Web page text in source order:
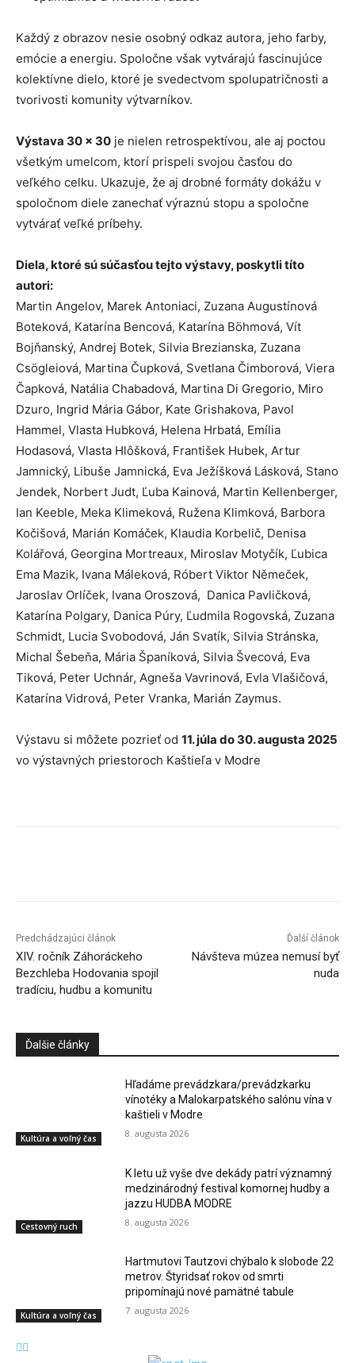
Každý z obrazov nesie osobný odkaz autora, jeho farby,
emócie a energiu. Spoločne však vytvárajú fascinujúce
kolektívne dielo, ktoré je svedectvom spolupatričnosti a
tvorivosti komunity výtvarníkov.
Výstava 30 × 30 je nielen retrospektívou, ale aj poctou
všetkým umelcom, ktorí prispeli svojou časťou do
veľkého celku. Ukazuje, že aj drobné formáty dokážu v
spoločnom diele zanechať výraznú stopu a spoločne
vytvárať veľké príbehy.
Diela, ktoré sú súčasťou tejto výstavy, poskytli títo
autori:
Martin Angelov, Marek Antoniaci, Zuzana Augustínová
Boteková, Katarína Bencová, Katarína Böhmová, Vít
Bojňanský, Andrej Botek, Silvia Brezianska, Zuzana
Csögleiová, Martina Čupková, Svetlana Čimborová, Viera
Čapková, Natália Chabadová, Martina Di Gregorio, Miro
Dzuro, Ingrid Mária Gábor, Kate Grishakova, Pavol
Hammel, Vlasta Hubková, Helena Hrbatá, Emília
Hodasová, Vlasta Hlôšková, František Hubek, Artur
Jamnický, Libuše Jamnická, Eva Ježíšková Lásková, Stano
Jendek, Norbert Judt, Ľuba Kainová, Martin Kellenberger,
Ian Keeble, Meka Klimeková, Ružena Klimková, Barbora
Kočišová, Marián Komáček, Klaudia Korbelič, Denisa
Kolářová, Georgina Mortreaux, Miroslav Motyčík, Ľubica
Ema Mazik, Ivana Máleková, Róbert Viktor Němeček,
Jaroslav Orlíček, Ivana Oroszová, Danica Pavličková,
Katarína Polgary, Danica Púry, Ľudmila Rogovská, Zuzana
Schmidt, Lucia Svobodová, Ján Svatík, Silvia Stránska,
Michal Šebeňa, Mária Španíková, Silvia Švecová, Eva
Tiková, Peter Uchnár, Agneša Vavrinová, Evla Vlašičová,
Katarína Vidrová, Peter Vranka, Marián Zaymus.
Výstavu si môžete pozrieť od 11. júla do 30. augusta 2025
vo výstavných priestoroch Kaštieľa v Modre
Predchádzajúci článok
XIV. ročník Záhoráckeho
Bezchleba Hodovania spojil
tradíciu, hudbu a komunitu
Ďalší článok
Návšteva múzea nemusí byť
nuda
Ďalšie články
Kultúra a voľný čas
Hľadáme prevádzkara/prevádzkarku
vínotéky a Malokarpatského salónu vína v
kaštieli v Modre
8. augusta 2026
Cestovný ruch
K letu už vyše dve dekády patrí významný
medzinárodný festival komornej hudby a
jazzu HUDBA MODRE
8. augusta 2026
Kultúra a voľný čas
Hartmutovi Tautzovi chýbalo k slobode 22
metrov. Štyridsať rokov od smrti
pripomínajú nové pamätné tabule
7. augusta 2026